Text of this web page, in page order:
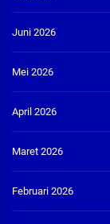
Juni 2026
Mei 2026
April 2026
Maret 2026
Februari 2026